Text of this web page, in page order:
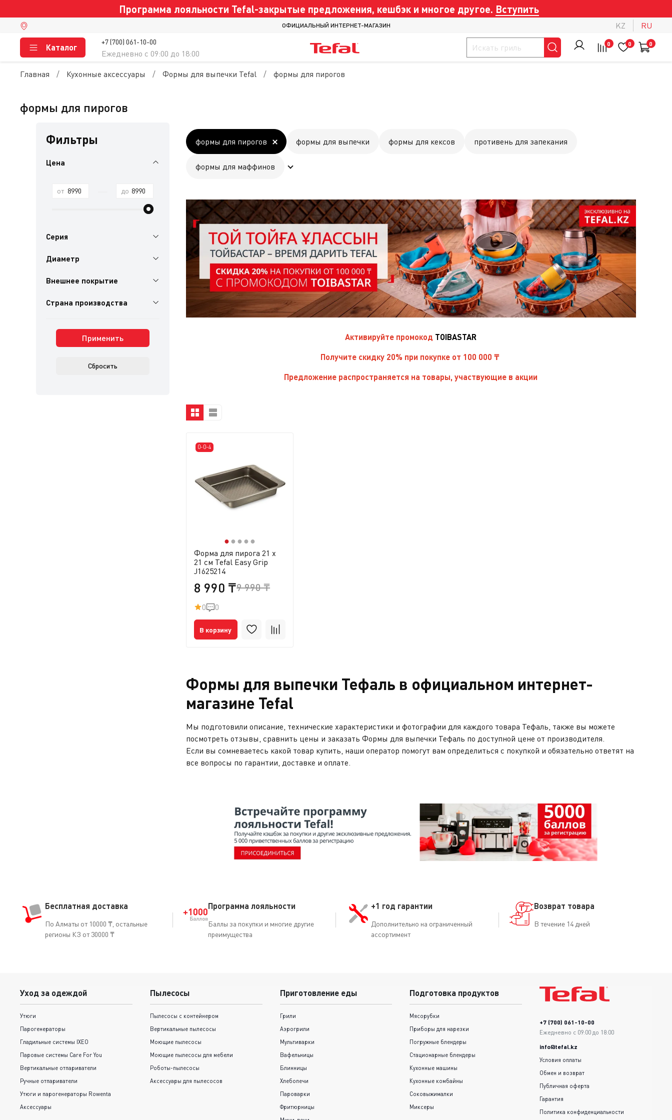
Программа лояльности Tefal-закрытые предложения, кешбэк и многое другое. Вступить
ОФИЦИАЛЬНЫЙ ИНТЕРНЕТ-МАГАЗИН KZ RU
+7 (700) 061-10-00
Ежедневно c 09:00 до 18:00
Каталог 0 0 0
Главная Кухонные аксессуары Формы для выпечки Tefal формы для пирогов
формы для пирогов
формы для пирогов формы для выпечки формы для кексов противень для запекания
формы для маффинов
Активируйте промокод TOIBASTAR
Получите скидку 20% при покупке от 100 000 ₸
Предложение распространяется на товары, участвующие в акции
0-0-4
●● ● ● ●
Форма для пирога 21 х
21 см Tefal Easy Grip
J1625214
8 990 ₸9 990 ₸
0 0
В корзину
Формы для выпечки Тефаль в официальном интернет-
магазине Tefal
Мы подготовили описание, технические характеристики и фотографии для каждого товара Тефаль, также вы можете
посмотреть отзывы, сравнить цены и заказать Формы для выпечки Тефаль по доступной цене от производителя.
Если вы сомневаетесь какой товар купить, наши оператор помогут вам определиться с покупкой и обязательно ответят на
все вопросы по гарантии, доставке и оплате.
Фильтры
Цена
от до
Серия
Диаметр
Внешнее покрытие
Страна производства
Применить
Сбросить
Бесплатная доставка
По Алматы от 10000 ₸, остальные
регионы КЗ от 30000 ₸
Программа лояльности
Баллы за покупки и многие другие
преимущества
+1 год гарантии
Дополнительно на ограниченный
ассортимент
Возврат товара
В течение 14 дней
Уход за одеждой
Утюги
Парогенераторы
Гладильные системы IXEO
Паровые системы Care For You
Вертикальные отпариватели
Ручные отпариватели
Утюги и парогенераторы Rowenta
Аксессуары
Пылесосы
Пылесосы с контейнером
Вертикальные пылесосы
Моющие пылесосы
Моющие пылесосы для мебели
Роботы-пылесосы
Аксессуары для пылесосов
Приготовление еды
Грили
Аэрогрили
Мультиварки
Вафельницы
Блинницы
Хлебопечи
Пароварки
Фритюрницы
Подготовка продуктов
Мясорубки
Приборы для нарезки
Погружные блендеры
Стационарные блендеры
Кухонные машины
Кухонные комбайны
Соковыжималки
Миксеры
+7 (700) 061-10-00
Ежедневно с 09:00 до 18:00
info@tefal.kz
Условия оплаты
Обмен и возврат
Публичная оферта
Гарантия
Политика конфиденциальности